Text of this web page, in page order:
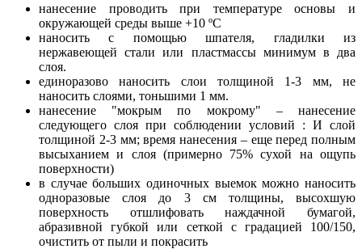
нанесение проводить при температуре основы и
окружающей среды выше +10 ºC
наносить с помощью шпателя, гладилки из
нержавеющей стали или пластмассы минимум в два
слоя.
единоразово наносить слои толщиной 1-3 мм, не
наносить слоями, тоньшими 1 мм.
нанесение "мокрым по мокрому" – нанесение
следующего слоя при соблюдении условий : И слой
толщиной 2-3 мм; время нанесения – еще перед полным
высыханием и слоя (примерно 75% сухой на ощупь
поверхности)
в случае больших одиночных выемок можно наносить
одноразовые слоя до 3 см толщины, высохшую
поверхность отшлифовать наждачной бумагой,
абразивной губкой или сеткой с градацией 100/150,
очистить от пыли и покрасить